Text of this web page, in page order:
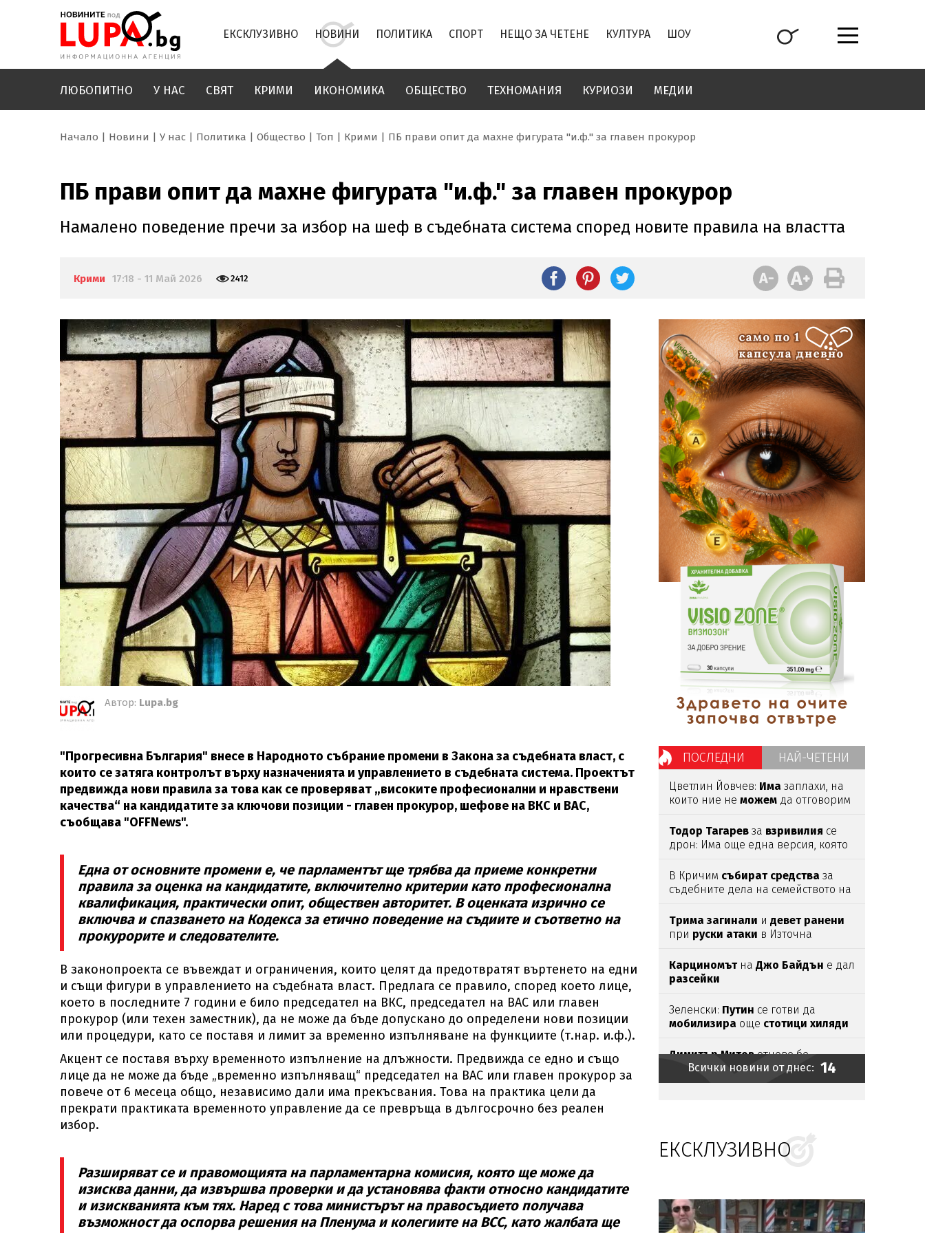
ЕКСКЛУЗИВНО НОВИНИ ПОЛИТИКА СПОРТ НЕЩО ЗА ЧЕТЕНЕ КУЛТУРА ШОУ
ЛЮБОПИТНО У НАС СВЯТ КРИМИ ИКОНОМИКА ОБЩЕСТВО ТЕХНОМАНИЯ КУРИОЗИ МЕДИИ
Начало Новини У нас Политика Общество Топ Крими ПБ прави опит да махне фигурата "и.ф." за главен прокурор
ПБ прави опит да махне фигурата "и.ф." за главен прокурор
Намалено поведение пречи за избор на шеф в съдебната система според новите правила на властта
Крими 17:18 - 11 Май 2026 2412
Автор: Lupa.bg
"Прогресивна България" внесе в Народното събрание промени в Закона за съдебната власт, с
които се затяга контролът върху назначенията и управлението в съдебната система. Проектът
предвижда нови правила за това как се проверяват „високите професионални и нравствени
качества“ на кандидатите за ключови позиции - главен прокурор, шефове на ВКС и ВАС,
съобщава "OFFNews".
Една от основните промени е, че парламентът ще трябва да приеме конкретни
правила за оценка на кандидатите, включително критерии като професионална
квалификация, практически опит, обществен авторитет. В оценката изрично се
включва и спазването на Кодекса за етично поведение на съдиите и съответно на
прокурорите и следователите.
В законопроекта се въвеждат и ограничения, които целят да предотвратят въртенето на едни
и същи фигури в управлението на съдебната власт. Предлага се правило, според което лице,
което в последните 7 години е било председател на ВКС, председател на ВАС или главен
прокурор (или техен заместник), да не може да бъде допускано до определени нови позиции
или процедури, като се поставя и лимит за временно изпълняване на функциите (т.нар. и.ф.).
Акцент се поставя върху временното изпълнение на длъжности. Предвижда се едно и също
лице да не може да бъде „временно изпълняващ“ председател на ВАС или главен прокурор за
повече от 6 месеца общо, независимо дали има прекъсвания. Това на практика цели да
прекрати практиката временното управление да се превръща в дългосрочно без реален
избор.
Разширяват се и правомощията на парламентарна комисия, която ще може да
изисква данни, да извършва проверки и да установява факти относно кандидатите
и изискванията към тях. Наред с това министърът на правосъдието получава
възможност да оспорва решения на Пленума и колегиите на ВСС, като жалбата ще
ПОСЛЕДНИ НАЙ-ЧЕТЕНИ
Цветлин Йовчев: Има заплахи, на
които ние не можем да отговорим
Тодор Тагарев за взривилия се
дрон: Има още една версия, която
В Кричим събират средства за
съдебните дела на семейството на
Трима загинали и девет ранени
при руски атаки в Източна
Карциномътна Джо Байдън е дал
разсейки
Зеленски: Путин се готви да
мобилизира още стотици хиляди
Димитър Митовотново бе
резерваза Абърдийн
Европа очаква първото пълно
слънчево затъмнение
денна 9 август
Всички новини от днес: 14
ЕКСКЛУЗИВНО